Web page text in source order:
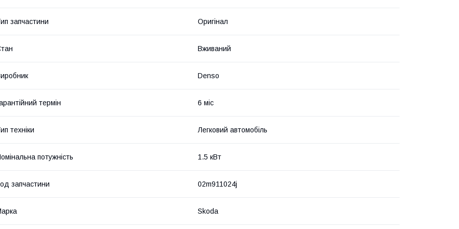
запчастини Оригінал
Вживаний
Denso
термін 6 міс
техніки Легковий автомобіль
потужність 1.5 кВт
запчастини 02m911024j
Skoda